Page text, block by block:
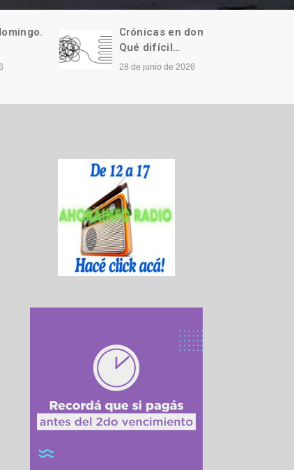
Crónicas en domingo.
Qué difícil…
28 de junio de 2026